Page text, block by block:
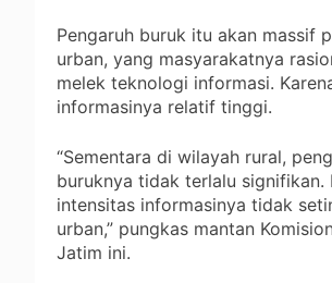
Pengaruh buruk itu akan massif
urban, yang masyarakatnya
melek teknologi informasi.
informasinya relatif tinggi.
“Sementara di wilayah rural,
buruknya tidak terlalu signifikan.
intensitas informasinya tidak
urban,” pungkas mantan
Jatim ini.